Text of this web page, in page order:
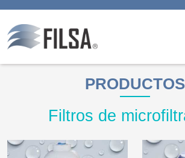
Productos
Filter caps
PRODUCTOS
Filtros de